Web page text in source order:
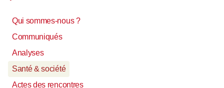
Qui sommes-nous ?
Communiqués
Analyses
Santé & société
Actes des rencontres